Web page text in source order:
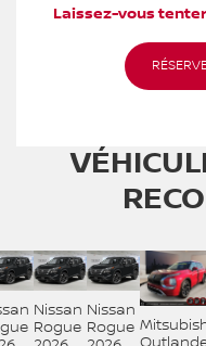
Laissez-vous
Nissan
Rogue
Nissan
Rogue